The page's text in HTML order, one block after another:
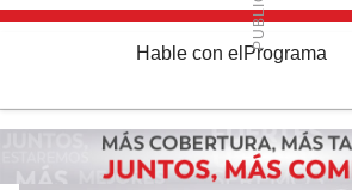
Hable con el Programa